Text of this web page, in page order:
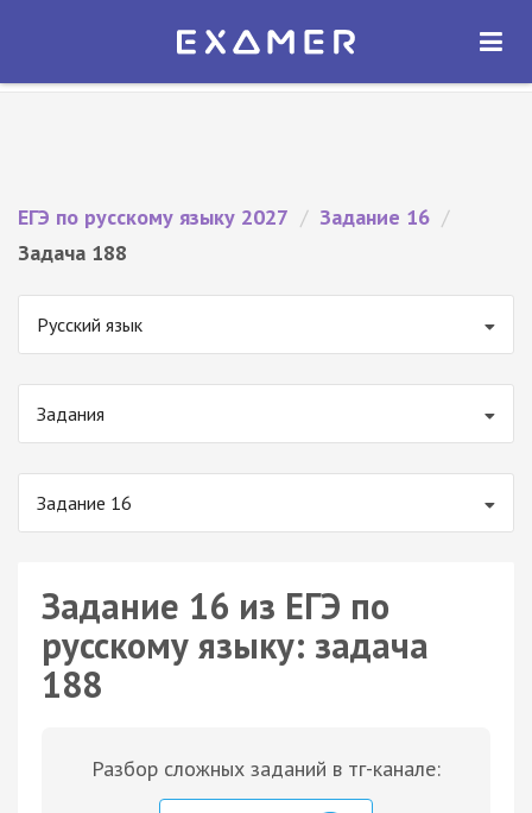
Экзамер — ЕГЭ 2027
ОТКРЫТЬ
ЕГЭ по русскому языку 2027 / Задание 16 /
Задача 188
Русский язык
Задания
Задание 16
Задание 16 из ЕГЭ по
русскому языку: задача
188
Разбор сложных заданий в тг-канале: